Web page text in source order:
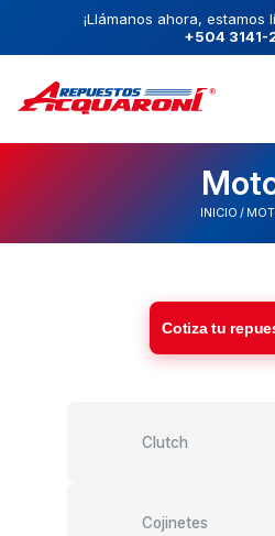
¡Llámanos ahora, estamos
+504 3141-
INICIO /
Cotiza tu
Clutch
Cojinetes